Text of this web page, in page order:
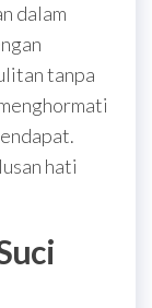
dalam
tanpa
hati